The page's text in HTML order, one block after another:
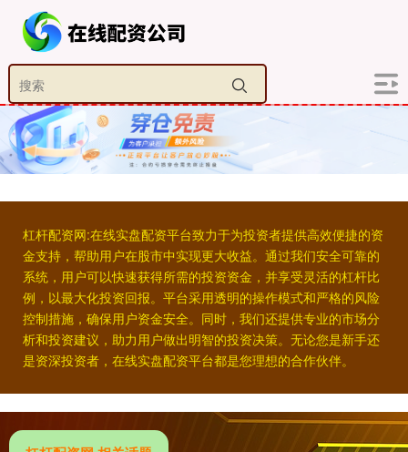
杠杆配资网:在线实盘配资平台致力于为投资者提供高效便捷的资
金支持，帮助用户在股市中实现更大收益。通过我们安全可靠的
系统，用户可以快速获得所需的投资资金，并享受灵活的杠杆比
例，以最大化投资回报。平台采用透明的操作模式和严格的风险
控制措施，确保用户资金安全。同时，我们还提供专业的市场分
析和投资建议，助力用户做出明智的投资决策。无论您是新手还
是资深投资者，在线实盘配资平台都是您理想的合作伙伴。